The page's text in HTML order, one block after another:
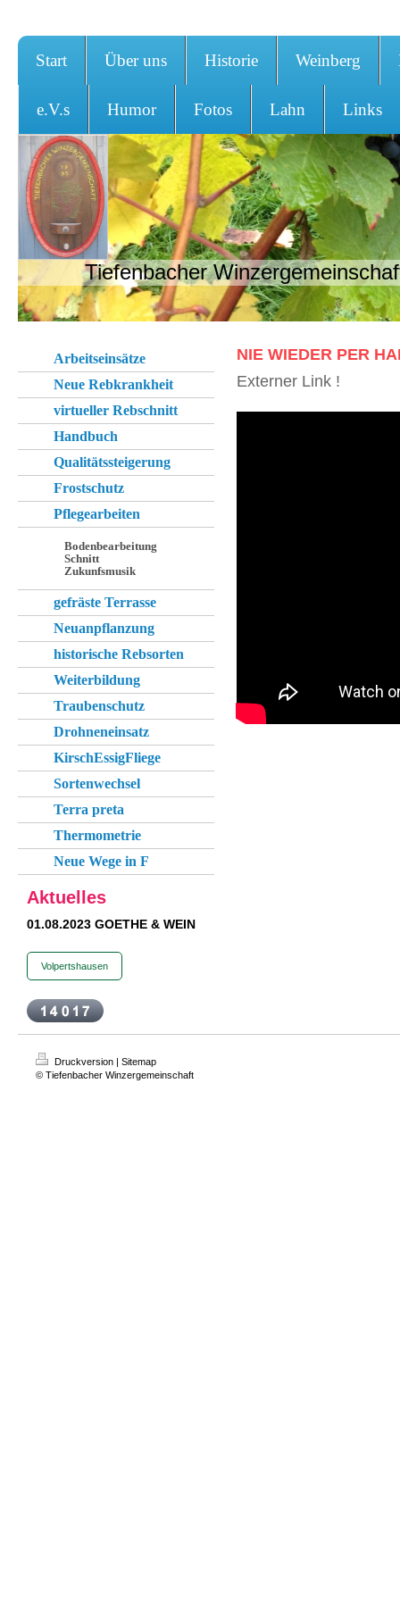
Start Über uns Historie Weinberg
e.V.s Humor Fotos Lahn Links
Tiefenbacher
Arbeitseinsätze
Neue Rebkrankheit
virtueller Rebschnitt
Handbuch
Qualitätssteigerung
Frostschutz
Pflegearbeiten
Bodenbearbeitung
Schnitt
Zukunfsmusik
gefräste Terrasse
Neuanpflanzung
historische Rebsorten
Weiterbildung
Traubenschutz
Drohneneinsatz
KirschEssigFliege
Sortenwechsel
Terra preta
Thermometrie
Neue Wege in F
Aktuelles
01.08.2023 GOETHE & WEIN
Volpertshausen
NIE WIEDER PER
Externer Link !
Druckversion | Sitemap
© Tiefenbacher Winzergemeinschaft